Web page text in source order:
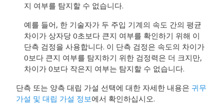
지 여부를 탐지할 수 없습니다.
예를 들어, 한 기술자가 두 주입 기계의 속도 간의 평균
차이가 상자당 0초보다 큰지 여부를 확인하기 위해 이
단측 검정을 사용합니다. 이 단측 검정은 속도의 차이가
0보다 큰지 여부를 탐지하기 위한 검정력은 더 크지만,
차이가 0보다 작은지 여부는 탐지할 수 없습니다.
단측 또는 양측 대립 가설 선택에 대한 자세한 내용은 귀무
가설 및 대립 가설 정보에서 확인하십시오.